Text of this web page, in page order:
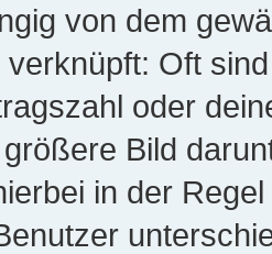
von dem
Oft
oder
Bild
in der